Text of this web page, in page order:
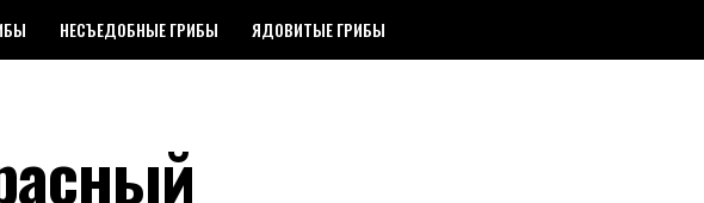
НЕСЪЕДОБНЫЕ ГРИБЫ ЯДОВИТЫЕ ГРИБЫ